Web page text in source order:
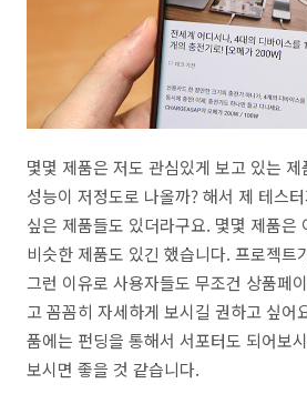
몇몇 제품은 저도 관심있게 보고 있는
성능이 저정도로 나올까? 해서 제 테스
싶은 제품들도 있더라구요. 몇몇 제품은
비슷한 제품도 있긴 했습니다. 프로젝트
그런 이유로 사용자들도 무조건 상품페
고 꼼꼼히 자세하게 보시길 권하고 싶어
품에는 펀딩을 통해서 서포터도 되어보
보시면 좋을 것 같습니다.